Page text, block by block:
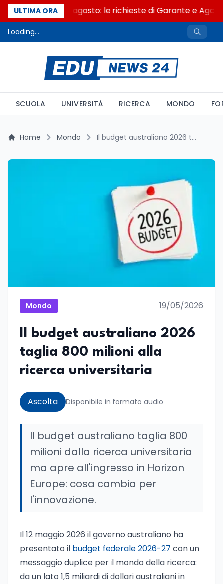
ULTIMA ORA
AI Act al via il 2 agosto: le richieste di Garante e
Loading...
SCUOLA UNIVERSITÀ RICERCA MONDO
Home Mondo Il budget australiano 2026 taglia 800 milioni alla ricerca universitaria
Mondo 19/05/2026
Il budget australiano 2026
taglia 800 milioni alla
ricerca universitaria
Ascolta Disponibile in formato audio
Il budget australiano taglia 800
milioni dalla ricerca universitaria
ma apre all'ingresso in Horizon
Europe: cosa cambia per
l'innovazione.
Il 12 maggio 2026 il governo australiano ha
presentato il budget federale 2026-27 con un
messaggio duplice per il mondo della ricerca:
da un lato 1,5 miliardi di dollari australiani in